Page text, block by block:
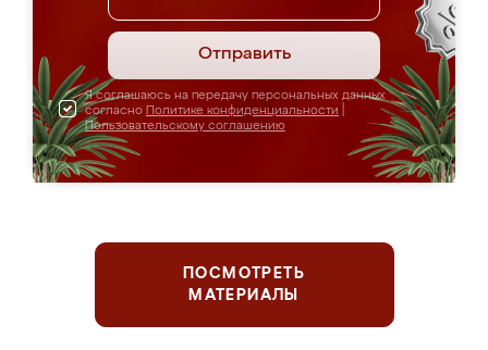
Отправить
Я соглашаюсь на передачу персональных данных
согласно Политике конфиденциальности
Пользовательскому соглашению
ПОСМОТРЕТЬ
МАТЕРИАЛЫ